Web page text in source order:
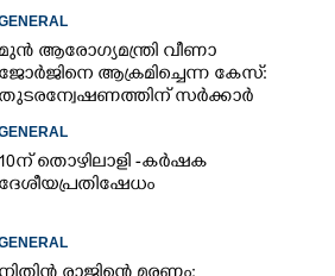
മുൻ ആരോഗ്യമന്ത്രി വീണാ
ജോർജിനെ ആക്രമിച്ചെന്ന കേസ്:
തുടരന്വേഷണത്തിന് സർക്കാർ
10ന് തൊഴിലാളി -കർഷക
ദേശീയപ്രതിഷേധം